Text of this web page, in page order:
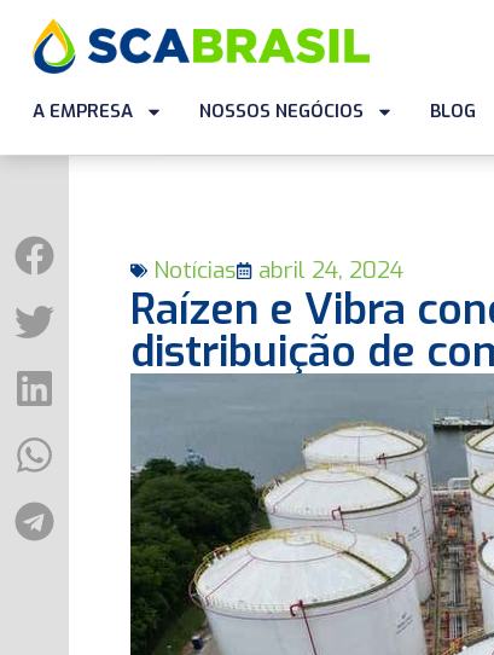
A EMPRESA NOSSOS NEGÓCIOS BLOG
Notícias abril 24, 2024
Raízen e Vibra
distribuição de